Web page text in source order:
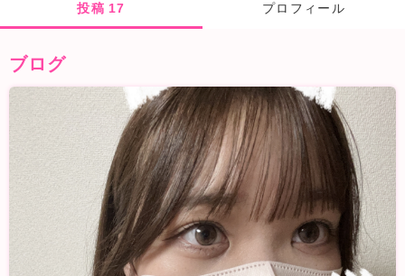
投稿 17 プロフィール
ブログ